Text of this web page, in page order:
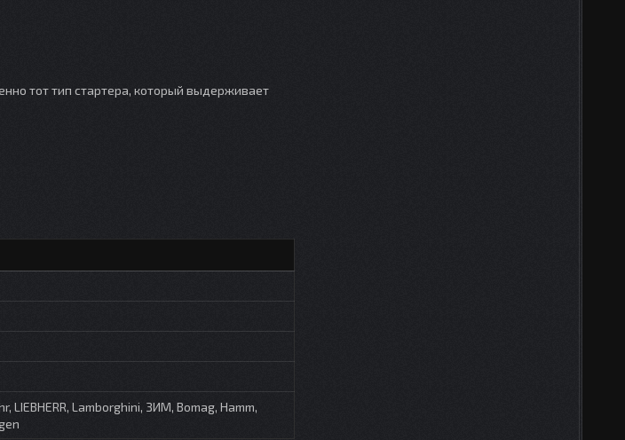
тот тип стартера, который выдерживает
LIEBHERR, Lamborghini, ЗИМ, Bomag, Hamm,